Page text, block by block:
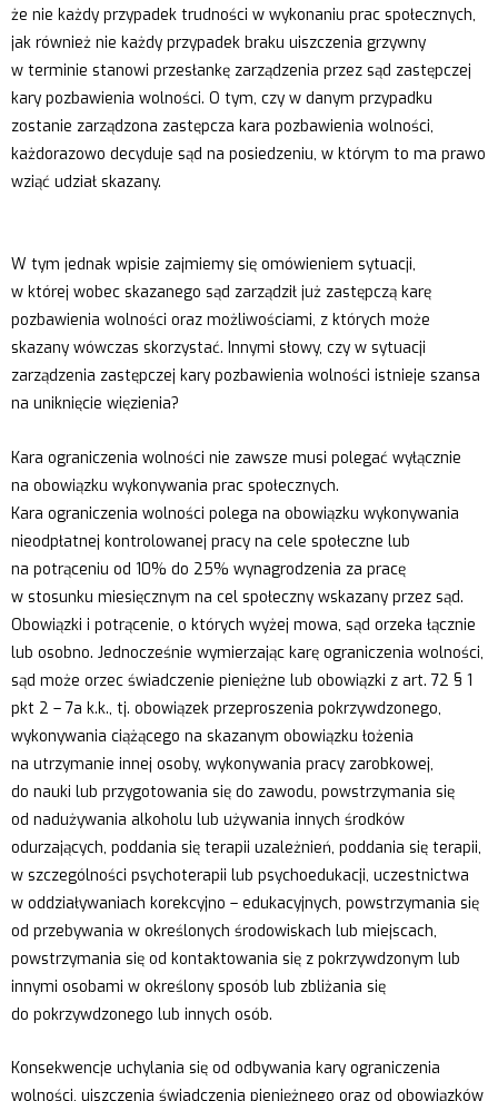
że nie każdy przypadek trudności w wykonaniu prac społecznych,
jak również nie każdy przypadek braku uiszczenia grzywny
w terminie stanowi przesłankę zarządzenia przez sąd zastępczej
kary pozbawienia wolności. O tym, czy w danym przypadku
zostanie zarządzona zastępcza kara pozbawienia wolności,
każdorazowo decyduje sąd na posiedzeniu, w którym to ma prawo
wziąć udział skazany.
W tym jednak wpisie zajmiemy się omówieniem sytuacji,
w której wobec skazanego sąd zarządził już zastępczą karę
pozbawienia wolności oraz możliwościami, z których może
skazany wówczas skorzystać. Innymi słowy, czy w sytuacji
zarządzenia zastępczej kary pozbawienia wolności istnieje szansa
na uniknięcie więzienia?
Kara ograniczenia wolności nie zawsze musi polegać wyłącznie
na obowiązku wykonywania prac społecznych.
Kara ograniczenia wolności polega na obowiązku wykonywania
nieodpłatnej kontrolowanej pracy na cele społeczne lub
na potrąceniu od 10% do 25% wynagrodzenia za pracę
w stosunku miesięcznym na cel społeczny wskazany przez sąd.
Obowiązki i potrącenie, o których wyżej mowa, sąd orzeka łącznie
lub osobno. Jednocześnie wymierzając karę ograniczenia wolności,
sąd może orzec świadczenie pieniężne lub obowiązki z art. 72 § 1
pkt 2 – 7a k.k., tj. obowiązek przeproszenia pokrzywdzonego,
wykonywania ciążącego na skazanym obowiązku łożenia
na utrzymanie innej osoby, wykonywania pracy zarobkowej,
do nauki lub przygotowania się do zawodu, powstrzymania się
od nadużywania alkoholu lub używania innych środków
odurzających, poddania się terapii uzależnień, poddania się terapii,
w szczególności psychoterapii lub psychoedukacji, uczestnictwa
w oddziaływaniach korekcyjno – edukacyjnych, powstrzymania się
od przebywania w określonych środowiskach lub miejscach,
powstrzymania się od kontaktowania się z pokrzywdzonym lub
innymi osobami w określony sposób lub zbliżania się
do pokrzywdzonego lub innych osób.
Konsekwencje uchylania się od odbywania kary ograniczenia
wolności, uiszczenia świadczenia pieniężnego oraz od obowiązków